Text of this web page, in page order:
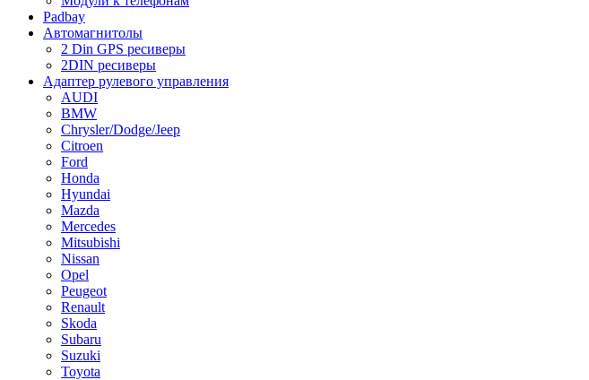
Padbay
Автомагнитолы
2 Din GPS ресиверы
2DIN ресиверы
Адаптер рулевого управления
AUDI
BMW
Chrysler/Dodge/Jeep
Citroen
Ford
Honda
Hyundai
Mazda
Mercedes
Mitsubishi
Nissan
Opel
Peugeot
Renault
Skoda
Subaru
Suzuki
Toyota